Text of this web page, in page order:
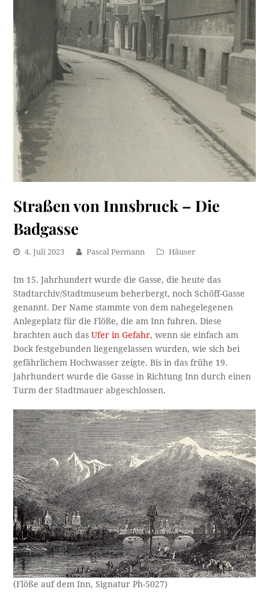
Straßen von Innsbruck – Die
Badgasse
4. Juli 2023 Pascal Permann Häuser
Im 15. Jahrhundert wurde die Gasse, die heute das
Stadtarchiv/Stadtmuseum beherbergt, noch Schöff-Gasse
genannt. Der Name stammte von dem nahegelegenen
Anlegeplatz für die Flöße, die am Inn fuhren. Diese
brachten auch dasUfer in Gefahr, wenn sie einfach am
Dock festgebunden liegengelassen wurden, wie sich bei
gefährlichem Hochwasser zeigte. Bis in das frühe 19.
Jahrhundert wurde die Gasse in Richtung Inn durch einen
Turm der Stadtmauer abgeschlossen.
(Flöße auf dem Inn, Signatur Ph-5027)